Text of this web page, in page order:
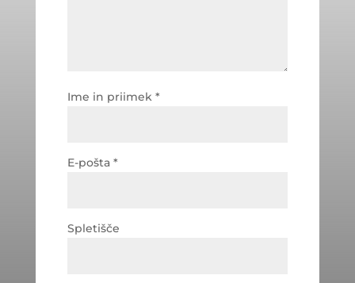
Ime in priimek *
E-pošta *
Spletišče